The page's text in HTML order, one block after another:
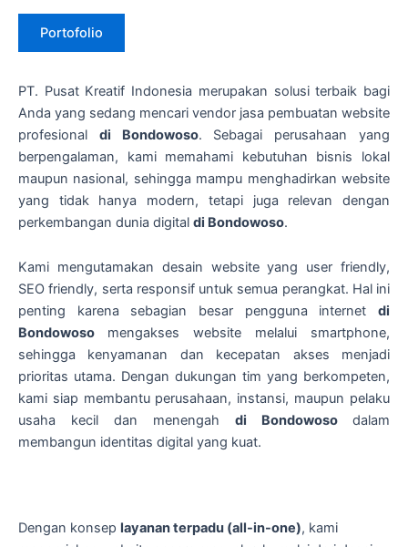
Portofolio
PT. Pusat Kreatif Indonesia merupakan solusi terbaik bagi
Anda yang sedang mencari vendor jasa pembuatan website
profesional di Bondowoso. Sebagai perusahaan yang
berpengalaman, kami memahami kebutuhan bisnis lokal
maupun nasional, sehingga mampu menghadirkan website
yang tidak hanya modern, tetapi juga relevan dengan
perkembangan dunia digital di Bondowoso.
Kami mengutamakan desain website yang user friendly,
SEO friendly, serta responsif untuk semua perangkat. Hal ini
penting karena sebagian besar pengguna internet di
Bondowoso mengakses website melalui smartphone,
sehingga kenyamanan dan kecepatan akses menjadi
prioritas utama. Dengan dukungan tim yang berkompeten,
kami siap membantu perusahaan, instansi, maupun pelaku
usaha kecil dan menengah di Bondowoso dalam
membangun identitas digital yang kuat.
Dengan konsep layanan terpadu (all-in-one), kami